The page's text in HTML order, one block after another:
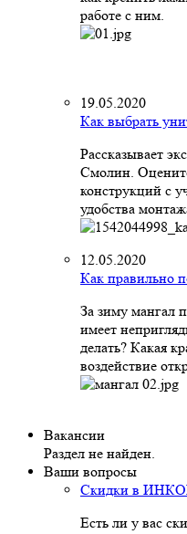
работе с ним.
19.05.2020
Как выбрать
Рассказывает
Смолин.
конструкций с
удобства
12.05.2020
Как правильно
За зиму мангал
имеет
делать? Какая
воздействие
Вакансии
Раздел не найден.
Ваши вопросы
Скидки в
Есть ли у вас